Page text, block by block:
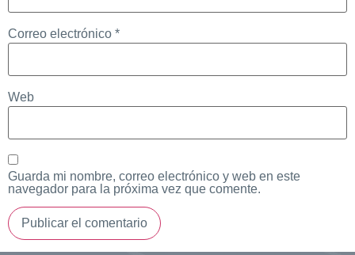
Correo electrónico *
Web
Guarda mi nombre, correo electrónico y web en este
navegador para la próxima vez que comente.